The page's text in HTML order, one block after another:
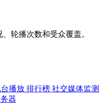
轮播次数和受众覆盖。
播放 排行榜 社交媒体监测
器